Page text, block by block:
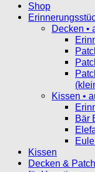
Shop
Decken •
Kissen •
Bär
Kissen
Decken &